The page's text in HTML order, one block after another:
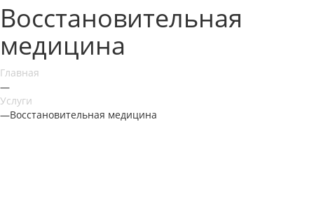
Восстановительная
медицина
Главная
—
Услуги
—Восстановительная медицина